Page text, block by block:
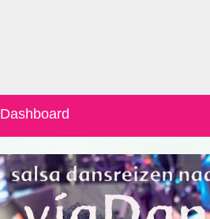
Dashboard